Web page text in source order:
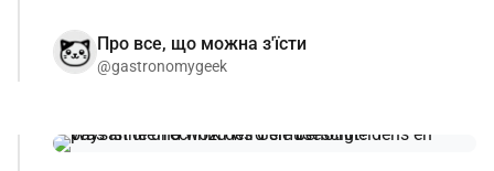
Про все, що можна з'їсти
@gastronomygeek